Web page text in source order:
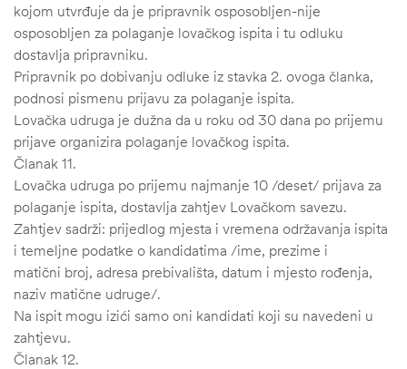
kojom utvrđuje da je pripravnik osposobljen-nije
osposobljen za polaganje lovačkog ispita i tu odluku
dostavlja pripravniku.
Pripravnik po dobivanju odluke iz stavka 2. ovoga članka,
podnosi pismenu prijavu za polaganje ispita.
Lovačka udruga je dužna da u roku od 30 dana po prijemu
prijave organizira polaganje lovačkog ispita.
Članak 11.
Lovačka udruga po prijemu najmanje 10 /deset/ prijava za
polaganje ispita, dostavlja zahtjev Lovačkom savezu.
Zahtjev sadrži: prijedlog mjesta i vremena održavanja ispita
i temeljne podatke o kandidatima /ime, prezime i
matični broj, adresa prebivališta, datum i mjesto rođenja,
naziv matične udruge/.
Na ispit mogu izići samo oni kandidati koji su navedeni u
zahtjevu.
Članak 12.